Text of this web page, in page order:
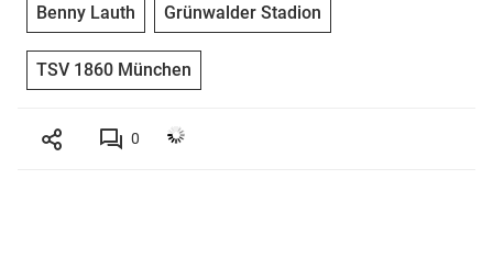
Benny Lauth Grünwalder Stadion
TSV 1860 München
0